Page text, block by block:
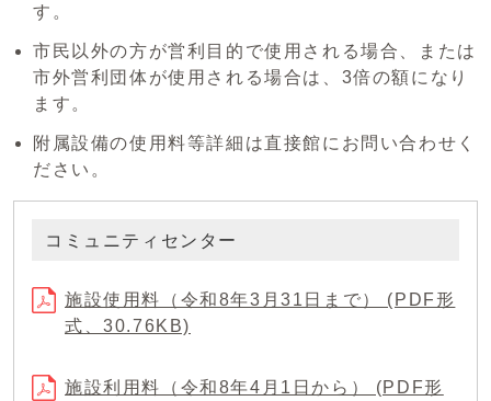
す。
市民以外の方が営利目的で使用される場合、または
市外営利団体が使用される場合は、3倍の額になり
ます。
附属設備の使用料等詳細は直接館にお問い合わせく
ださい。
コミュニティセンター
施設使用料（令和8年3月31日まで） (PDF形
式、30.76KB)
施設利用料（令和8年4月1日から） (PDF形